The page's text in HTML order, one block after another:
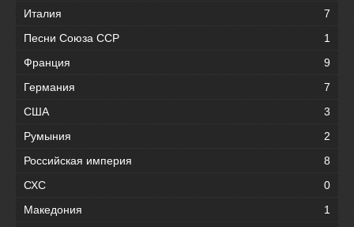
Италия
7
Песни Союза ССР
1
Франция
9
Германия
7
США
3
Румыния
2
Российская империя
8
СХС
0
Македония
1